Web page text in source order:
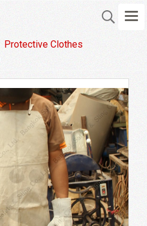
Protective Clothes